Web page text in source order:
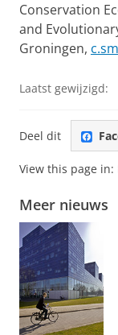
Conservation
and
Groningen,
Laatst gewijzigd:
Deel dit
View this page in:
Meer nieuws